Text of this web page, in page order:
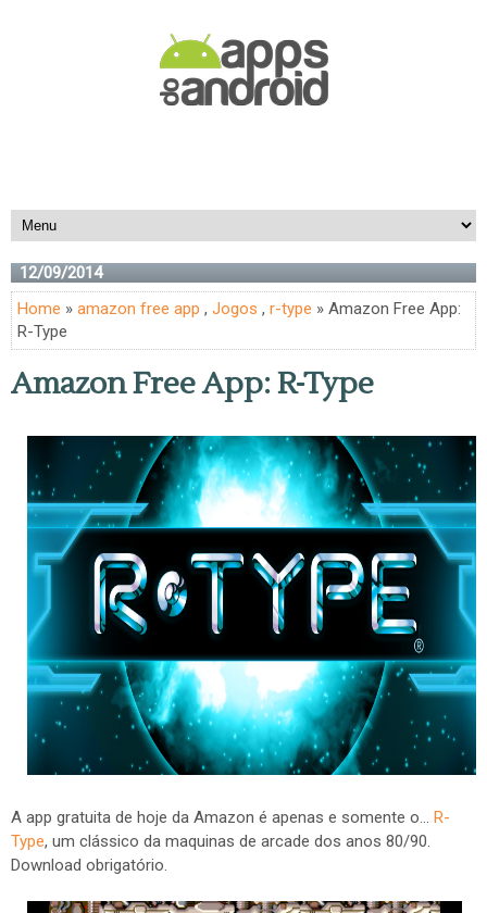
12/09/2014
Home » amazon free app , Jogos , r-type » Amazon Free App:
R-Type
Amazon Free App: R-Type
A app gratuita de hoje da Amazon é apenas e somente o... R-
Type, um clássico da maquinas de arcade dos anos 80/90.
Download obrigatório.